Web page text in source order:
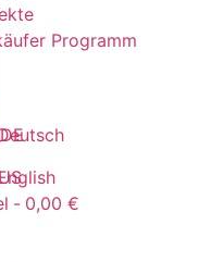
Programm
0,00 €